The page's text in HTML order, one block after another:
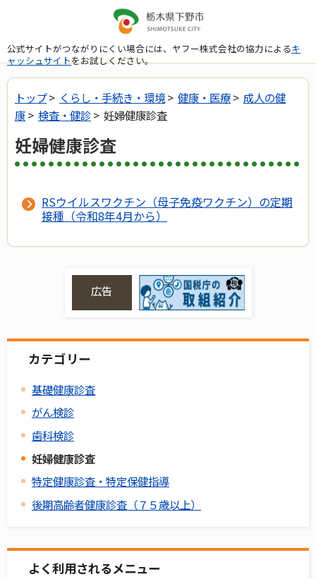
公式サイトがつながりにくい場合には、ヤフー株式会社の協力によるキ
ャッシュサイトをお試しください。
トップ> くらし・手続き・環境> 健康・医療> 成人の健
康> 検査・健診> 妊婦健康診査
妊婦健康診査
RSウイルスワクチン（母子免疫ワクチン）の定期
接種（令和8年4月から）
広告
カテゴリー
基礎健康診査
がん検診
歯科検診
妊婦健康診査
特定健康診査・特定保健指導
後期高齢者健康診査（７５歳以上）
よく利用されるメニュー